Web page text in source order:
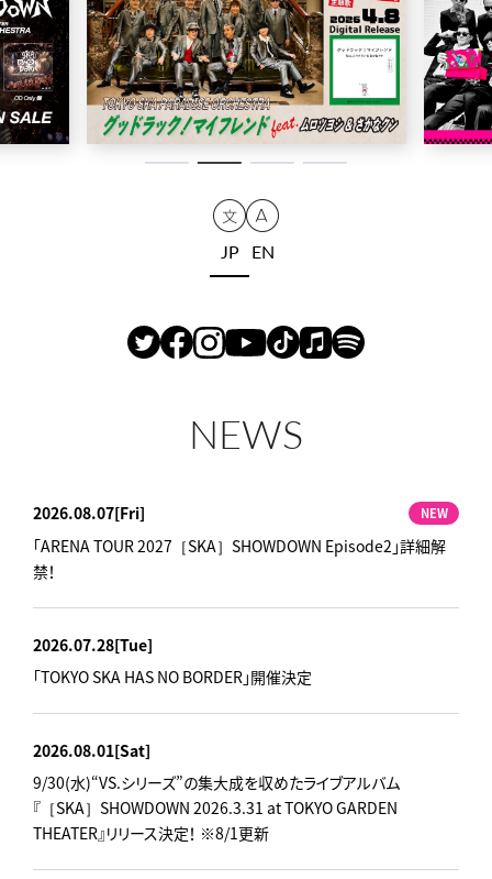
JP EN
NEWS
2026.08.07[Fri] NEW
「ARENA TOUR 2027［SKA］SHOWDOWN Episode2」詳細解
禁！
2026.07.28[Tue]
「TOKYO SKA HAS NO BORDER」開催決定
2026.08.01[Sat]
9/30(水)“VS.シリーズ”の集大成を収めたライブアルバム
『［SKA］SHOWDOWN 2026.3.31 at TOKYO GARDEN
THEATER』リリース決定！ ※8/1更新